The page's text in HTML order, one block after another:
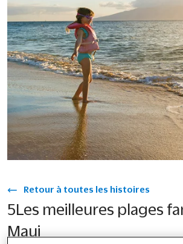
Retour à toutes les histoires
5Les meilleures plages
Maui